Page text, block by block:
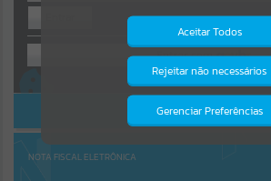
Por favor, aguarde...
OU
Cadastre-se|Recuperar Senha
ACESSAR SEM LOGIN
NOTA FISCAL ELETRÔNICA
Aceitar Todos
Rejeitar não necessários
Gerenciar Preferências
Isto significa que diversos recursos
providenciados poderão não estar